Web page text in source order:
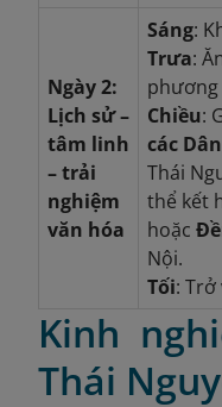
Ngày 2:
Lịch sử –
tâm linh
– trải
nghiệm
văn hóa
Sáng:
Trưa:
phương
Chiều:
các
Thái
thể kết
hoặc
Nội.
Tối: Trở
Kinh
Thái